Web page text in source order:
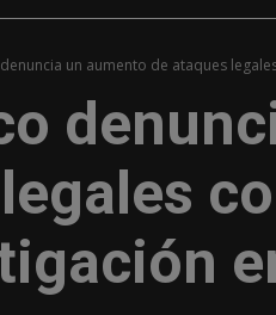
un aumento de ataques